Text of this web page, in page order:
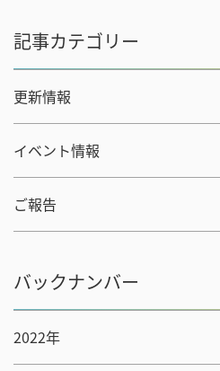
記事カテゴリー
更新情報
イベント情報
ご報告
バックナンバー
2022年